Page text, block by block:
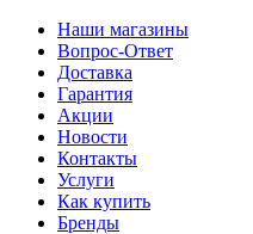
Наши магазины
Вопрос-Ответ
Доставка
Гарантия
Акции
Новости
Контакты
Услуги
Как купить
Бренды